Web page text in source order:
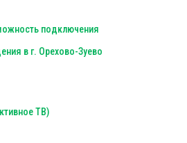
подключения
в г. Орехово-Зуево
ТВ)